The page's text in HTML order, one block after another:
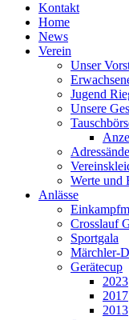
Kontakt
Home
News
Verein
Unser
Jugend
Unsere
Werte und
Anlässe
Crosslauf
Sportgala
Märchler-
Gerätecup
2023
2017
2013